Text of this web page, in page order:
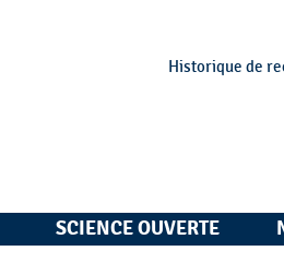
Historique de
SCIENCE OUVERTE